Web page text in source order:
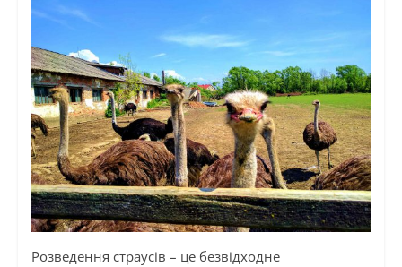
Розведення страусів – це безвідходне